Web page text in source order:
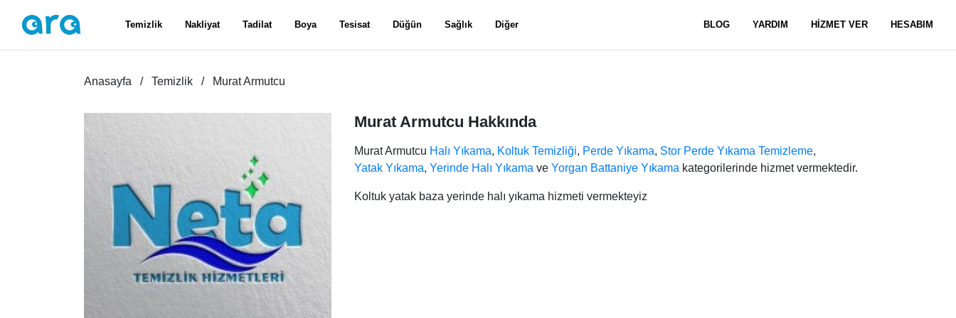
Temizlik Nakliyat Tadilat Boya Tesisat Düğün Sağlık Diğer BLOG YARDIM HİZMET VER HESABIM
Anasayfa Temizlik Murat Armutcu
Murat Armutcu Hakkında
Murat Armutcu Halı Yıkama, Koltuk Temizliği, Perde Yıkama, Stor Perde Yıkama Temizleme,
Yatak Yıkama, Yerinde Halı Yıkama ve Yorgan Battaniye Yıkama kategorilerinde hizmet vermektedir.
Koltuk yatak baza yerinde halı yıkama hizmeti vermekteyiz